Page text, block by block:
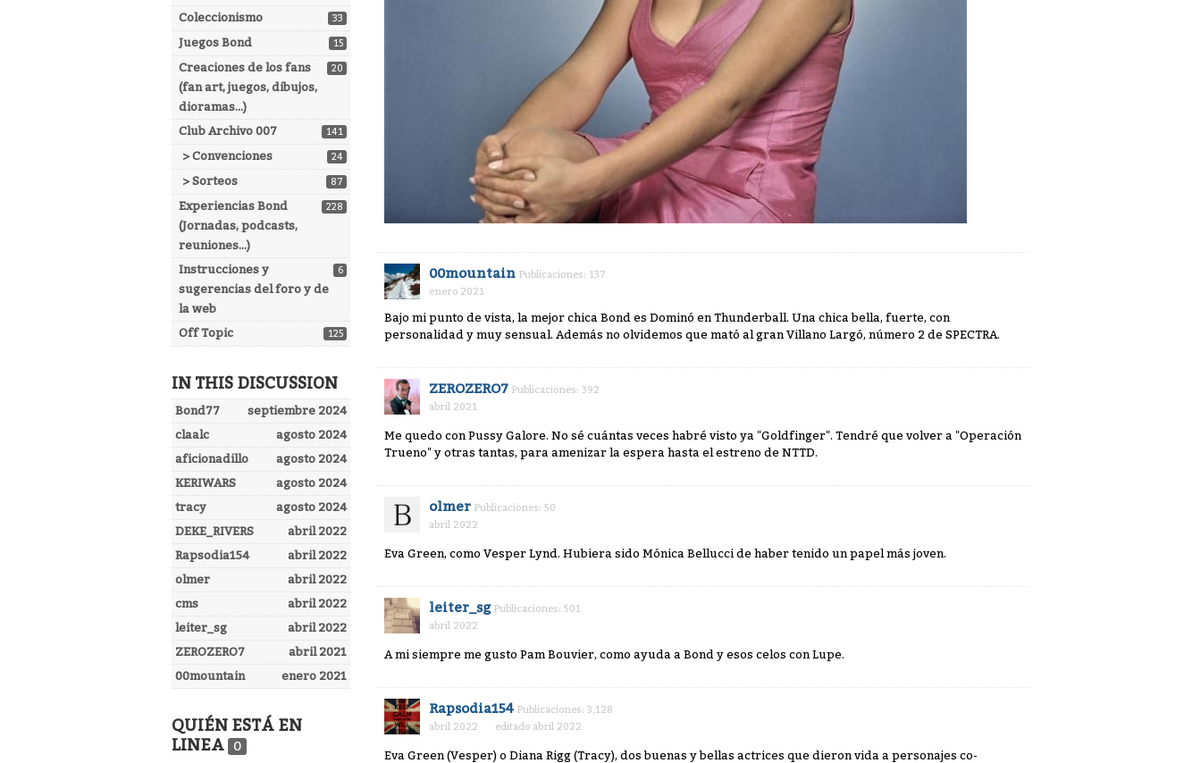
33
Coleccionismo
15
Juegos Bond
20
Creaciones de los fans
(fan art, juegos, dibujos,
dioramas...)
141
Club Archivo 007
24
> Convenciones
87
> Sorteos
228
Experiencias Bond
(Jornadas, podcasts,
reuniones...)
6
Instrucciones y
sugerencias del foro y de
la web
125
Off Topic
IN THIS DISCUSSION
septiembre 2024
Bond77
agosto 2024
claalc
agosto 2024
aficionadillo
agosto 2024
KERIWARS
agosto 2024
tracy
abril 2022
DEKE_RIVERS
abril 2022
Rapsodia154
abril 2022
olmer
abril 2022
cms
abril 2022
leiter_sg
abril 2021
ZEROZERO7
enero 2021
00mountain
QUIÉN ESTÁ EN
LINEA
0
00mountain Publicaciones: 137
enero 2021
Bajo mi punto de vista, la mejor chica Bond es Dominó en Thunderball. Una chica bella, fuerte, con
personalidad y muy sensual. Además no olvidemos que mató al gran Villano Largó, número 2 de SPECTRA.
ZEROZERO7 Publicaciones: 392
abril 2021
Me quedo con Pussy Galore. No sé cuántas veces habré visto ya "Goldfinger". Tendré que volver a "Operación
Trueno" y otras tantas, para amenizar la espera hasta el estreno de NTTD.
olmer Publicaciones: 50
abril 2022
Eva Green, como Vesper Lynd. Hubiera sido Mónica Bellucci de haber tenido un papel más joven.
leiter_sg Publicaciones: 501
abril 2022
A mi siempre me gusto Pam Bouvier, como ayuda a Bond y esos celos con Lupe.
Rapsodia154 Publicaciones: 3,128
abril 2022
editado abril 2022
Eva Green (Vesper) o Diana Rigg (Tracy), dos buenas y bellas actrices que dieron vida a personajes co-